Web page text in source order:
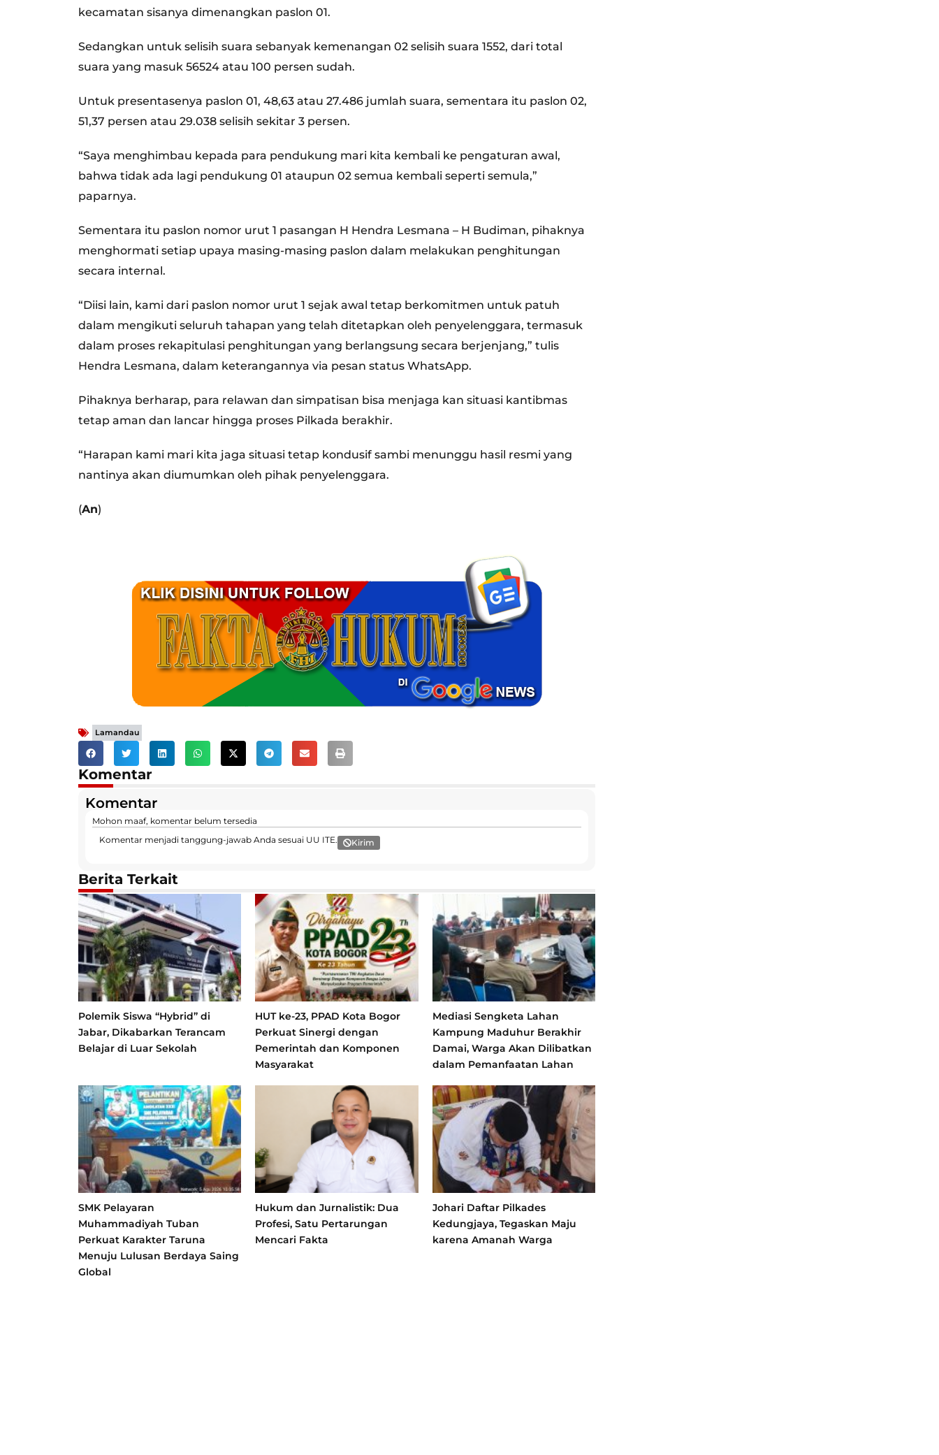
kecamatan sisanya dimenangkan paslon 01.
Sedangkan untuk selisih suara sebanyak kemenangan 02 selisih suara 1552, dari total
suara yang masuk 56524 atau 100 persen sudah.
Untuk presentasenya paslon 01, 48,63 atau 27.486 jumlah suara, sementara itu paslon 02,
51,37 persen atau 29.038 selisih sekitar 3 persen.
“Saya menghimbau kepada para pendukung mari kita kembali ke pengaturan awal,
bahwa tidak ada lagi pendukung 01 ataupun 02 semua kembali seperti semula,”
paparnya.
Sementara itu paslon nomor urut 1 pasangan H Hendra Lesmana – H Budiman, pihaknya
menghormati setiap upaya masing-masing paslon dalam melakukan penghitungan
secara internal.
“Diisi lain, kami dari paslon nomor urut 1 sejak awal tetap berkomitmen untuk patuh
dalam mengikuti seluruh tahapan yang telah ditetapkan oleh penyelenggara, termasuk
dalam proses rekapitulasi penghitungan yang berlangsung secara berjenjang,” tulis
Hendra Lesmana, dalam keterangannya via pesan status WhatsApp.
Pihaknya berharap, para relawan dan simpatisan bisa menjaga kan situasi kantibmas
tetap aman dan lancar hingga proses Pilkada berakhir.
“Harapan kami mari kita jaga situasi tetap kondusif sambi menunggu hasil resmi yang
nantinya akan diumumkan oleh pihak penyelenggara.
(An)
Lamandau
Komentar
Komentar
Mohon maaf, komentar belum tersedia
Komentar menjadi tanggung-jawab Anda sesuai UU ITE.
Kirim
Berita Terkait
Polemik Siswa “Hybrid” di
Jabar, Dikabarkan Terancam
Belajar di Luar Sekolah
HUT ke-23, PPAD Kota Bogor
Perkuat Sinergi dengan
Pemerintah dan Komponen
Masyarakat
Mediasi Sengketa Lahan
Kampung Maduhur Berakhir
Damai, Warga Akan Dilibatkan
dalam Pemanfaatan Lahan
SMK Pelayaran
Muhammadiyah Tuban
Perkuat Karakter Taruna
Menuju Lulusan Berdaya Saing
Global
Hukum dan Jurnalistik: Dua
Profesi, Satu Pertarungan
Mencari Fakta
Johari Daftar Pilkades
Kedungjaya, Tegaskan Maju
karena Amanah Warga